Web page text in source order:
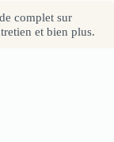
complet sur
et bien plus.